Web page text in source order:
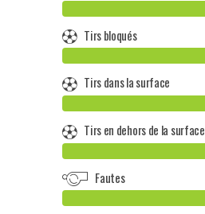
Tirs bloqués
Tirs dans la surface
Tirs en dehors de la surface
Fautes